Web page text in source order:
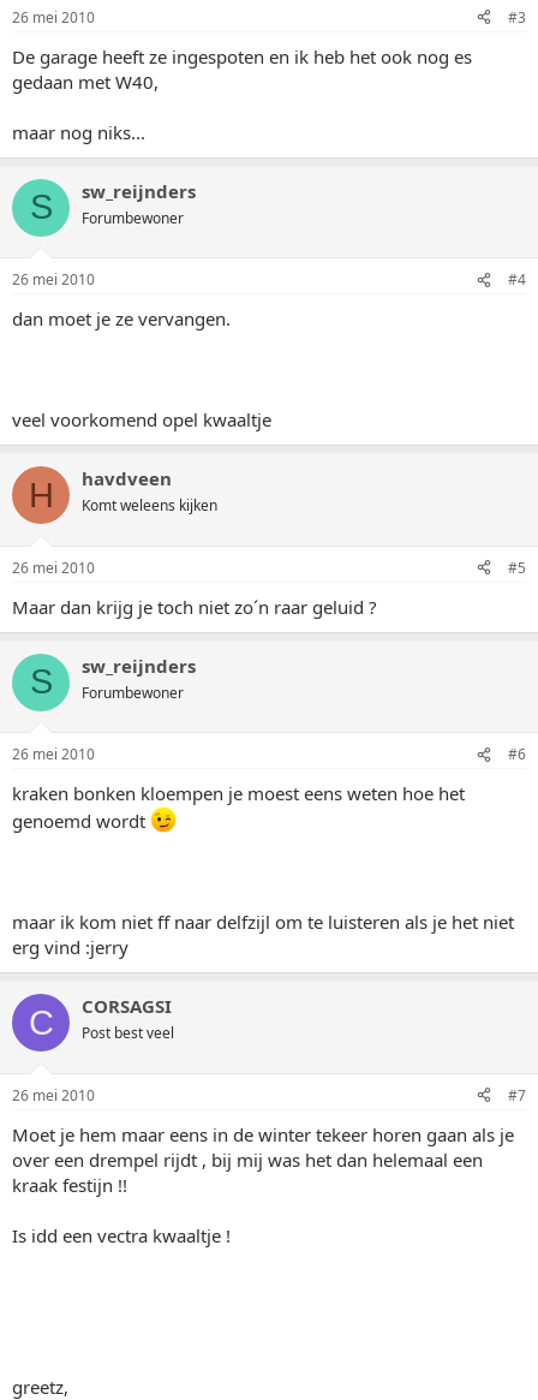
26 mei 2010 #3
De garage heeft ze ingespoten en ik heb het ook nog es
gedaan met W40,
maar nog niks...
S sw_reijnders
Forumbewoner
26 mei 2010 #4
dan moet je ze vervangen.
veel voorkomend opel kwaaltje
H havdveen
Komt weleens kijken
26 mei 2010 #5
Maar dan krijg je toch niet zo´n raar geluid ?
S sw_reijnders
Forumbewoner
26 mei 2010 #6
kraken bonken kloempen je moest eens weten hoe het
genoemd wordt
maar ik kom niet ff naar delfzijl om te luisteren als je het niet
erg vind :jerry
C CORSAGSI
Post best veel
26 mei 2010 #7
Moet je hem maar eens in de winter tekeer horen gaan als je
over een drempel rijdt , bij mij was het dan helemaal een
kraak festijn !!
Is idd een vectra kwaaltje !
greetz,